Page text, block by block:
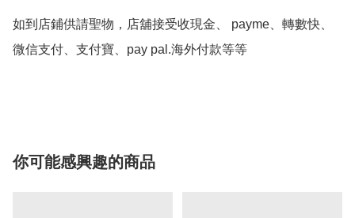
如到店鋪供請聖物，店舖接受收現金、 payme、轉數快、
微信支付、支付寶、pay pal.海外付款等等
你可能感興趣的商品